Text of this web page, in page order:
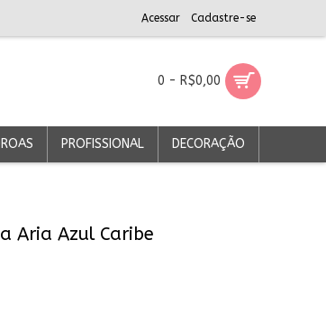
Acessar Cadastre-se
0 - R$0,00
PROFISSIONAL DECORAÇÃO
Aria Azul Caribe